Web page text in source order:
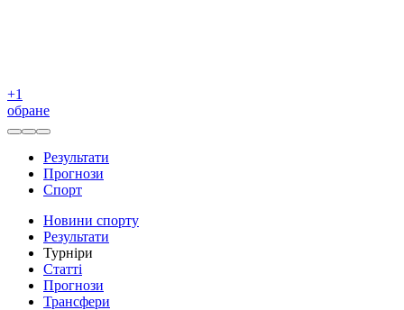
+1
обране
Результати
Прогнози
Спорт
Новини спорту
Результати
Турніри
Статті
Прогнози
Трансфери